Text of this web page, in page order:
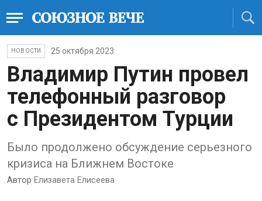
НОВОСТИ 25 октября 2023
Владимир Путин провел
телефонный разговор
с Президентом Турции
Было продолжено обсуждение серьезного
кризиса на Ближнем Востоке
Автор Елизавета Елисеева